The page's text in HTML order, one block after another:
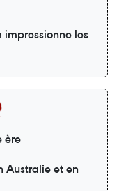
les
ère
Australie et en